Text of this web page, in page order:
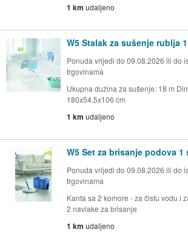
1 km udaljeno
W5 Stalak za sušenje rublja
Ponuda vrijedi do 09.08.2026 ili do
trgovinama
Ukupna dužina za sušenje: 18 m
180x54.5x106 cm
1 km udaljeno
W5 Set za brisanje podova 1
Ponuda vrijedi do 09.08.2026 ili do
trgovinama
Kanta sa 2 komore - za čistu vodu i
2 navlake za brisanje
1 km udaljeno